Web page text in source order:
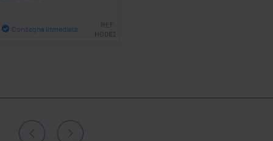
Consegna immediata
REF:
HG062